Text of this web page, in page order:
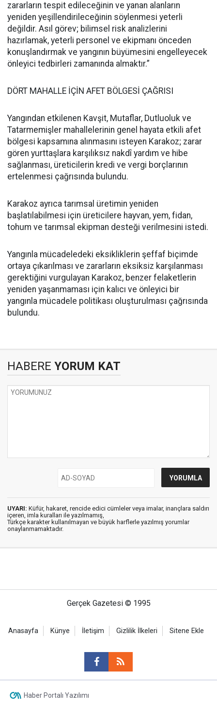
zararların tespit edileceğinin ve yanan alanların
yeniden yeşillendirileceğinin söylenmesi yeterli
değildir. Asıl görev; bilimsel risk analizlerini
hazırlamak, yeterli personel ve ekipmanı önceden
konuşlandırmak ve yangının büyümesini engelleyecek
önleyici tedbirleri zamanında almaktır.”
DÖRT MAHALLE İÇİN AFET BÖLGESİ ÇAĞRISI
Yangından etkilenen Kavşit, Mutaflar, Dutluoluk ve
Tatarmemişler mahallelerinin genel hayata etkili afet
bölgesi kapsamına alınmasını isteyen Karakoz; zarar
gören yurttaşlara karşılıksız nakdî yardım ve hibe
sağlanması, üreticilerin kredi ve vergi borçlarının
ertelenmesi çağrısında bulundu.
Karakoz ayrıca tarımsal üretimin yeniden
başlatılabilmesi için üreticilere hayvan, yem, fidan,
tohum ve tarımsal ekipman desteği verilmesini istedi.
Yangınla mücadeledeki eksikliklerin şeffaf biçimde
ortaya çıkarılması ve zararların eksiksiz karşılanması
gerektiğini vurgulayan Karakoz, benzer felaketlerin
yeniden yaşanmaması için kalıcı ve önleyici bir
yangınla mücadele politikası oluşturulması çağrısında
bulundu.
HABERE YORUM KAT
UYARI: Küfür, hakaret, rencide edici cümleler veya imalar, inançlara saldırı
içeren, imla kuralları ile yazılmamış,
Türkçe karakter kullanılmayan ve büyük harflerle yazılmış yorumlar
onaylanmamaktadır.
Gerçek Gazetesi © 1995
Anasayfa Künye İletişim Gizlilik İlkeleri Sitene Ekle
Haber Portalı Yazılımı